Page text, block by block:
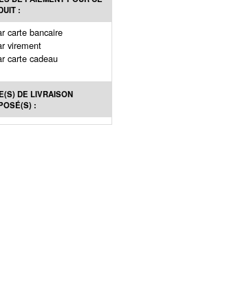
:
carte bancaire
virement
carte cadeau
DE LIVRAISON
: